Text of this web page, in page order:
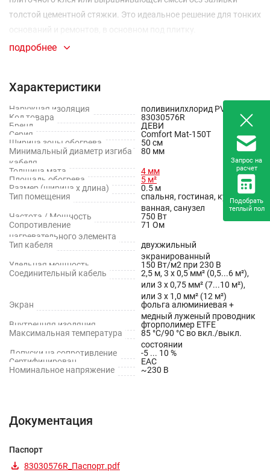
толстой цементной стяжки. Это идеальное решение для тонких
оснований и ремонтов, в основном под плитку.
подробнее
Характеристики
Наружная изоляция
поливинилхлорид PVC
Код товара
83030576R
Бренд
ДЕВИ
Серия
Comfort Mat-150T
Ширина зоны обогрева
50 см
Минимальный диаметр изгиба
кабеля
80 мм
Толщина мата
4 мм
Площадь обогрева
5 м²
Размер (ширина х длина)
0.5 м
Тип помещения
спальня, гостиная, кухня,
ванная, санузел
Частота / Мощность
750 Вт
Сопротивление
нагревательного элемента
71 Ом
Тип кабеля
двухжильный
экранированный
Удельная мощность
150 Вт/м2 при 230 В
Соединительный кабель
2,5 м, 3 х 0,5 мм² (0,5...6 м²),
или 3 х 0,75 мм² (7...10 м²),
или 3 х 1,0 мм² (12 м²)
Экран
фольга алюминиевая +
медный луженый проводник
Внутренняя изоляция
фторполимер ETFE
Максимальная температура
85 °С/90 °С во вкл./выкл.
состоянии
Допуски на сопротивление
-5 ... 10 %
Сертифицирован
EAC
Номинальное напряжение
~230 В
Документация
Паспорт
83030576R_Паспорт.pdf
Запрос на
расчет
Подобрать
теплый пол